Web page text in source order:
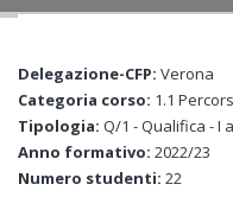
Delegazione-CFP: Verona
Categoria corso: 1.1
Tipologia: Q/1 - Qualifica - I
Anno formativo: 2022/23
Numero studenti: 22